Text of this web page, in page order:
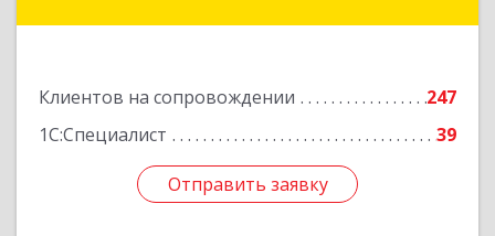
Клиентов на сопровождении
247
1С:Специалист
39
Отправить заявку
Отправить заявку